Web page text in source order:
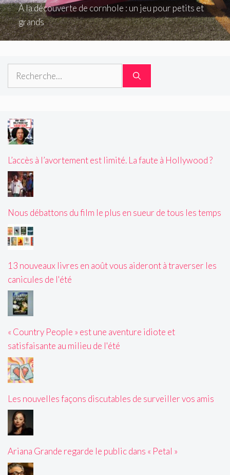
À la découverte de cornhole : un jeu pour petits et
grands
Rechercher :
L’accès à l’avortement est limité. La faute à Hollywood ?
Nous débattons du film le plus en sueur de tous les temps
13 nouveaux livres en août vous aideront à traverser les
canicules de l'été
« Country People » est une aventure idiote et
satisfaisante au milieu de l'été
Les nouvelles façons discutables de surveiller vos amis
Ariana Grande regarde le public dans « Petal »